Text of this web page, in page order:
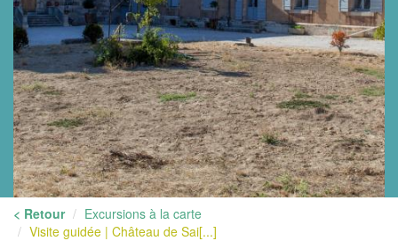
< Retour
Excursions à la carte
Visite guidée | Château de Sai[...]